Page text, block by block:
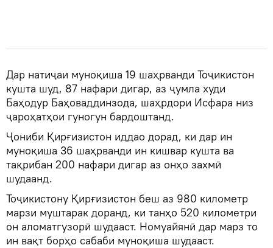
Дар натиҷаи муноқиша 19 шаҳрванди Тоҷикистон
кушта шуд, 87 нафари дигар, аз ҷумла худи
Баҳодур Баҳоваддинзода, шаҳрдори Исфара низ
ҷароҳатҳои гуногун бардоштанд.
Ҷониби Қирғизистон иддао дорад, ки дар ин
муноқиша 36 шаҳрванди ин кишвар кушта ва
тақрибан 200 нафари дигар аз онҳо захмӣ
шудаанд.
Тоҷикистону Қирғизистон беш аз 980 километр
марзи муштарак доранд, ки танҳо 520 километри
он аломатгузорӣ шудааст. Номуайянӣ дар марз то
ин вақт борҳо сабаби муноқиша шудааст.